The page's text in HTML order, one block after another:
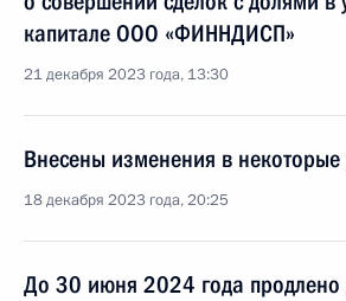
капитале ООО «ФИННДИСП»
21 декабря 2023 года, 13:30
Внесены изменения в некоторые
18 декабря 2023 года, 20:25
До 30 июня 2024 года продлено